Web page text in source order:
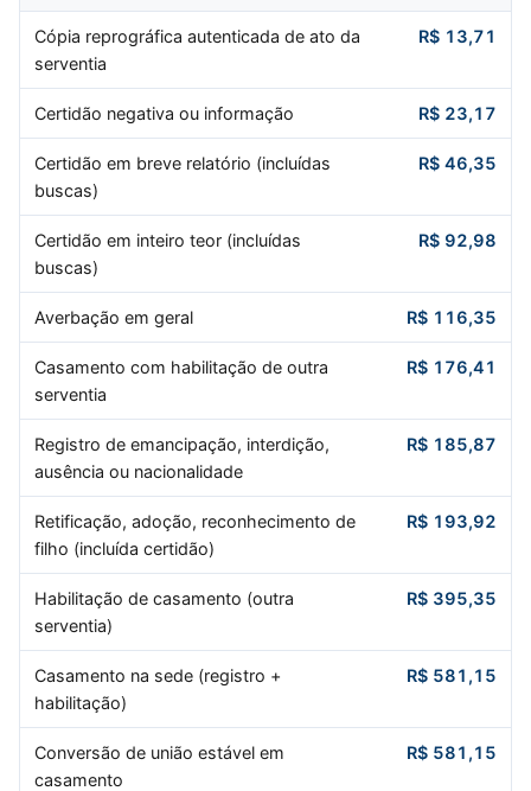
Cópia reprográfica autenticada de ato da
serventia
R$ 13,71
Certidão negativa ou informação R$ 23,17
Certidão em breve relatório (incluídas
buscas)
R$ 46,35
Certidão em inteiro teor (incluídas
buscas)
R$ 92,98
Averbação em geral R$ 116,35
Casamento com habilitação de outra
serventia
R$ 176,41
Registro de emancipação, interdição,
ausência ou nacionalidade
R$ 185,87
Retificação, adoção, reconhecimento de
filho (incluída certidão)
R$ 193,92
Habilitação de casamento (outra
serventia)
R$ 395,35
Casamento na sede (registro +
habilitação)
R$ 581,15
Conversão de união estável em
casamento
R$ 581,15